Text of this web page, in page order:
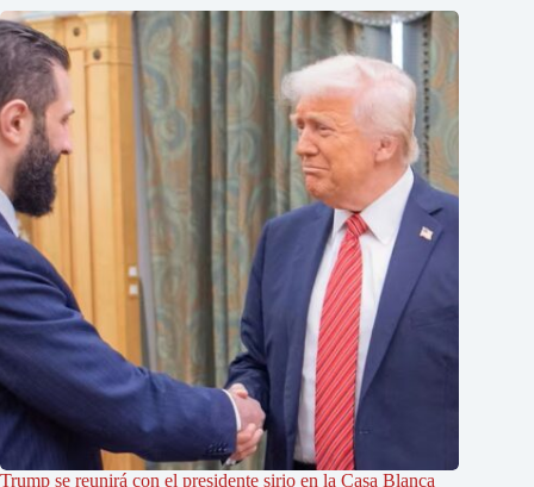
Trump se reunirá con el presidente sirio en la Casa Blanca